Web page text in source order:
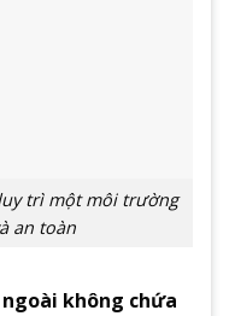
trì một môi trường
an toàn
không chứa